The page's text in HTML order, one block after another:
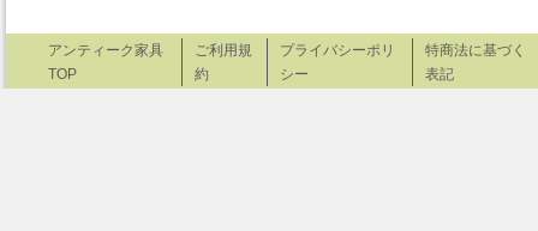
アンティーク家具
TOP
ご利用規
約
プライバシーポリ
シー
特商法に基づく
表記